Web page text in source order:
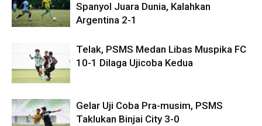
Spanyol Juara Dunia, Kalahkan
Argentina 2-1
Telak, PSMS Medan Libas Muspika FC
10-1 Dilaga Ujicoba Kedua
Gelar Uji Coba Pra-musim, PSMS
Taklukan Binjai City 3-0